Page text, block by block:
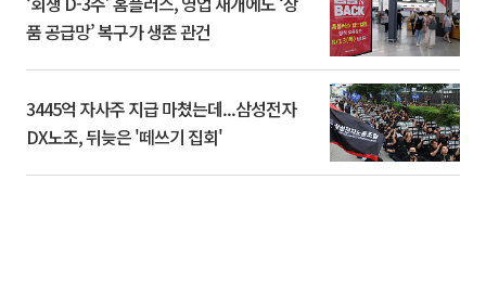
품 공급망’ 복구가 생존 관건
3445억 자사주 지급 마쳤는데...삼성전자
DX노조, 뒤늦은 '떼쓰기 집회'